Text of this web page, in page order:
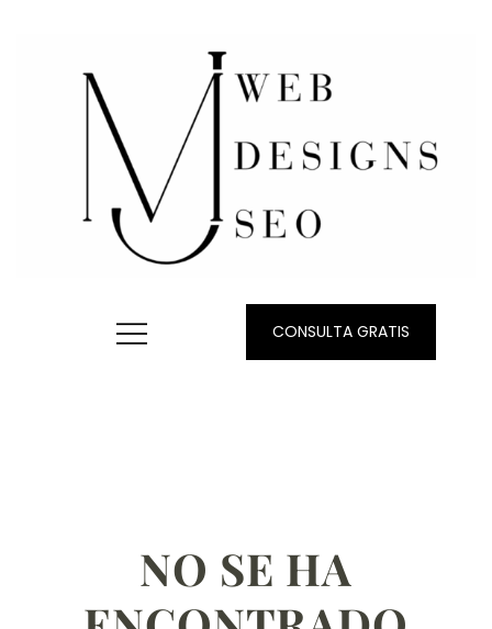
CONSULTA GRATIS
NO SE HA